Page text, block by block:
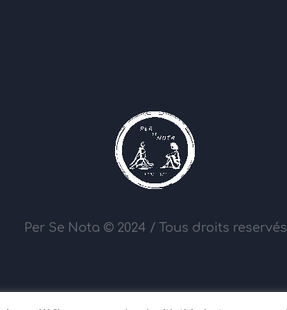
Per Se Nota © 2024 / Tous droits reservés